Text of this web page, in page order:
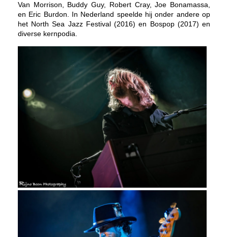
Van Morrison, Buddy Guy, Robert Cray, Joe Bonamassa,
en Eric Burdon. In Nederland speelde hij onder andere op
het North Sea Jazz Festival (2016) en Bospop (2017) en
diverse kernpodia.